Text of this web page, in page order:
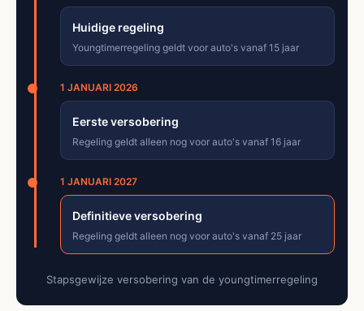
Huidige regeling
Youngtimerregeling geldt voor auto's vanaf 15 jaar
1 JANUARI 2026
Eerste versobering
Regeling geldt alleen nog voor auto's vanaf 16 jaar
1 JANUARI 2027
Definitieve versobering
Regeling geldt alleen nog voor auto's vanaf 25 jaar
Stapsgewijze versobering van de youngtimerregeling